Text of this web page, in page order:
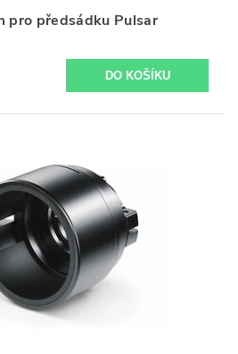
pro předsádku Pulsar